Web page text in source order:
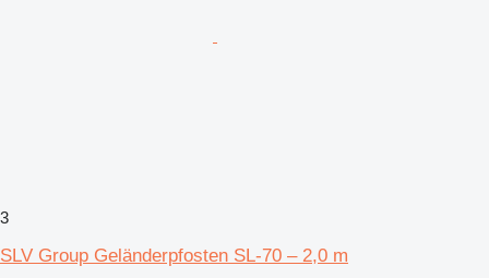
3
SLV Group Geländerpfosten SL-70 – 2,0 m